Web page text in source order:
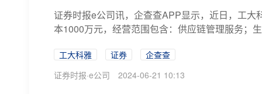
证券时报e公司讯，企查查APP显示，近日，工
本1000万元，经营范围包含：供应链管理服务；
工大科雅 证券
企查查
证券时报·e公司
2024-06-21 10:13